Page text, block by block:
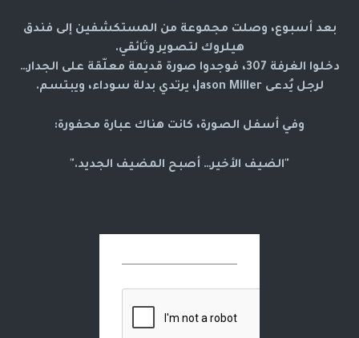
بعد أسبوع، وصلت مجموعة من المستكشفين إلى فندق
هيلروك لتصوير وثائقي.
دخلوا الغرفة 307، فوجدوا صورة قديمة معلّقة على الجدار…
لرجل يُدعى Jason Miller، يرتدي بدلة سوداء، ويبتسم.
وفي أسفل الصورة، كانت هناك عبارة محفورة:
"الضيف الأخير… أصبح المضيف الجديد."